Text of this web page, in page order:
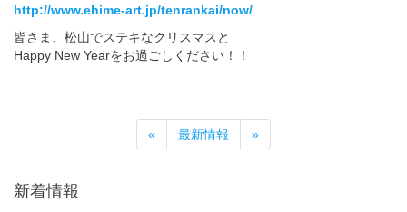
http://www.ehime-art.jp/tenrankai/now/
皆さま、松山でステキなクリスマスと
Happy New Yearをお過ごしください！！
« 最新情報 »
新着情報